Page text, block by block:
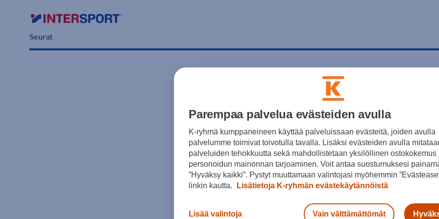
Seurat
Parempaa palvelua evästeiden avulla
K-ryhmä kumppaneineen käyttää palveluissaan evästeitä, joiden avulla
palvelumme toimivat toivotulla tavalla. Lisäksi evästeiden avulla
palveluiden tehokkuutta sekä mahdollistetaan yksilöllinen ostokokemus
personoidun mainonnan tarjoaminen. Voit antaa suostumuksesi
”Hyväksy kaikki”. Pystyt muuttamaan valintojasi myöhemmin
linkin kautta.
Lisätietoja K-ryhmän evästekäytännöistä
Lisää valintoja Vain välttämättömät